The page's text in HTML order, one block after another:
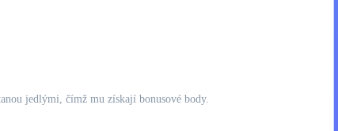
jedlými, čímž mu získají bonusové body.